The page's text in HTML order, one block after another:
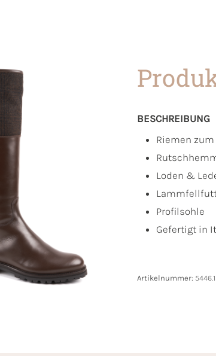
BESCHREIBUNG
Riemen
Loden &
Profilsohle
Gefertigt in
Artikelnummer: